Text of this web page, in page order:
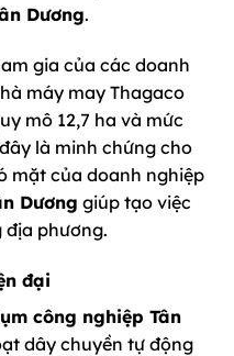
Dương.
gia của các doanh
máy may Thagaco
mô 12,7 ha và mức
là minh chứng cho
mặt của doanh nghiệp
Dương giúp tạo việc
địa phương.
đại
công nghiệp Tân
dây chuyền tự động